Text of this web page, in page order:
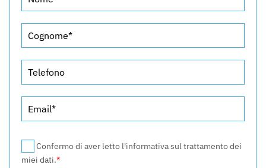
Confermo di aver letto l'informativa sul trattamento dei
miei dati.*